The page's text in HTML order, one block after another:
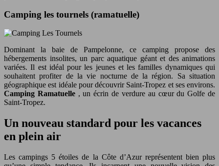
Camping les tournels (ramatuelle)
Dominant la baie de Pampelonne, ce camping propose des
hébergements insolites, un parc aquatique géant et des animations
variées. Il est idéal pour les jeunes et les familles dynamiques qui
souhaitent profiter de la vie nocturne de la région. Sa situation
géographique est idéale pour découvrir Saint-Tropez et ses environs.
Camping Ramatuelle , un écrin de verdure au cœur du Golfe de
Saint-Tropez.
Un nouveau standard pour les vacances
en plein air
Les campings 5 étoiles de la Côte d’Azur représentent bien plus